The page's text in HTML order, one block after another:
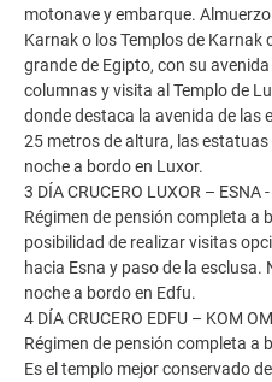
motonave y embarque.
Karnak o los Templos de
grande de Egipto, con su
columnas y visita al Templo de
donde destaca la avenida de las
25 metros de altura, las estatuas
noche a bordo en Luxor.
3 DÍA CRUCERO LUXOR – ESNA -
Régimen de pensión completa a
posibilidad de realizar visitas
hacia Esna y paso de la
noche a bordo en Edfu.
4 DÍA CRUCERO EDFU – KOM
Régimen de pensión completa a
Es el templo mejor conservado